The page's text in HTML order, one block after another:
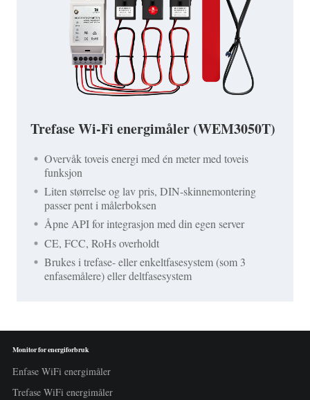
Trefase Wi-Fi energimåler (WEM3050T)
Overvåk toveis energi med én meter med toveis
funksjon
Liten størrelse og lav pris, DIN-skinnemontering
passer pent i målerboksen
Åpne API for integrasjon med din egen server
CE, FCC, RoHs overholdt
Brukes i trefase- eller enkeltfasesystem (som 3
enfasemålere) eller deltfasesystem
Monitor for energiforbruk
Enfase WiFi energimåler
Trefase WiFi energimåler